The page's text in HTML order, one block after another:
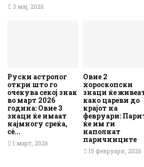
3 мај, 2026
Руски астролог
откри што го
очекува секој знак
во март 2026
година: Овие 3
знаци ќе имаат
најмногу среќа,
сè...
1 март, 2026
Овие 2
хороскопски
знаци ќе
како цареви до
крајот на
февруари:
ќе им ги
наполнат
паричниците
15 февруари, 2026